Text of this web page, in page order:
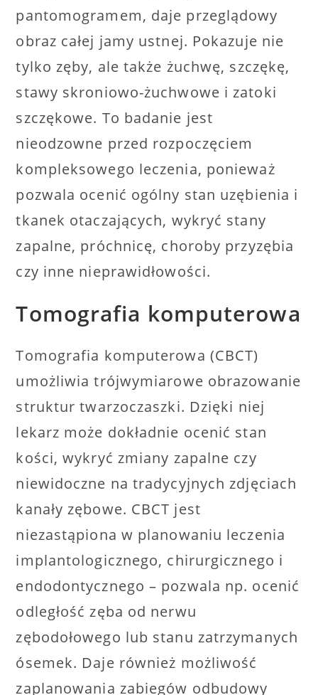
pantomogramem, daje przeglądowy
obraz całej jamy ustnej. Pokazuje nie
tylko zęby, ale także żuchwę, szczękę,
stawy skroniowo-żuchwowe i zatoki
szczękowe. To badanie jest
nieodzowne przed rozpoczęciem
kompleksowego leczenia, ponieważ
pozwala ocenić ogólny stan uzębienia i
tkanek otaczających, wykryć stany
zapalne, próchnicę, choroby przyzębia
czy inne nieprawidłowości.
Tomografia komputerowa
Tomografia komputerowa (CBCT)
umożliwia trójwymiarowe obrazowanie
struktur twarzoczaszki. Dzięki niej
lekarz może dokładnie ocenić stan
kości, wykryć zmiany zapalne czy
niewidoczne na tradycyjnych zdjęciach
kanały zębowe. CBCT jest
niezastąpiona w planowaniu leczenia
implantologicznego, chirurgicznego i
endodontycznego – pozwala np. ocenić
odległość zęba od nerwu
zębodołowego lub stanu zatrzymanych
ósemek. Daje również możliwość
zaplanowania zabiegów odbudowy